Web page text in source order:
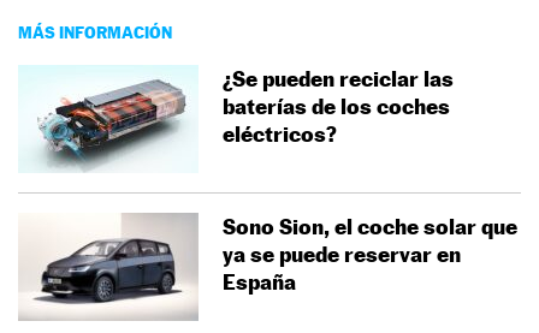
MÁS INFORMACIÓN
¿Se pueden reciclar las
baterías de los coches
eléctricos?
Sono Sion, el coche solar que
ya se puede reservar en
España